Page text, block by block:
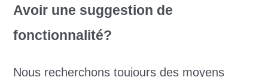
Avoir une suggestion de
fonctionnalité?
Nous recherchons toujours des moyens